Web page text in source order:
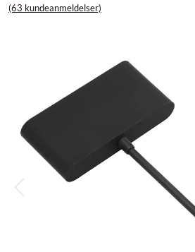
(63 kundeanmeldelser)